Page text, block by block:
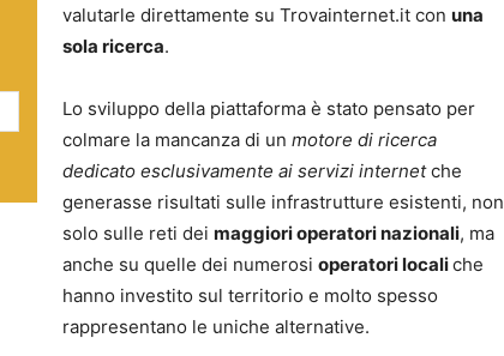
valutarle direttamente su Trovainternet.it con una
sola ricerca.
Lo sviluppo della piattaforma è stato pensato per
colmare la mancanza di un motore di ricerca
dedicato esclusivamente ai servizi internetche
generasse risultati sulle infrastrutture esistenti, non
solo sulle reti dei maggiori operatori nazionali, ma
anche su quelle dei numerosi operatori localiche
hanno investito sul territorio e molto spesso
rappresentano le uniche alternative.